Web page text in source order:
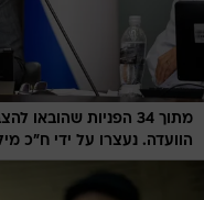
מתוך 34 הפניות
הוועדה. נעצרו על ידי ח"כ